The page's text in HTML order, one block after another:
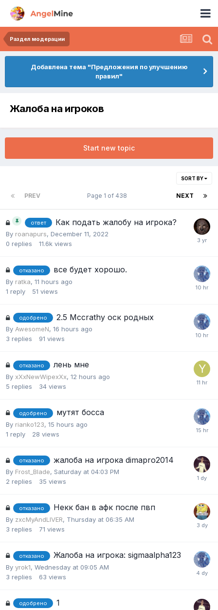
Раздел модерации
Добавлена тема "Предложения по улучшению
правил"
Жалоба на игроков
Start new topic
SORT BY
PREV NEXT
Page 1 of 438
ответ Как подать жалобу на игрока?
By roanapurs, December 11, 2022
0 replies 11.6k views
отказано все будет хорошо.
By ratka, 11 hours ago
1 reply 51 views
одобрено 2.5 Mccrathy оск родных
By AwesomeN, 16 hours ago
3 replies 91 views
отказано лень мне
By xXxNewWipexXx, 12 hours ago
5 replies 34 views
одобрено мутят босса
By rianko123, 15 hours ago
1 reply 28 views
отказано жалоба на игрока dimapro2014
By Frost_Blade, Saturday at 04:03 PM
2 replies 35 views
отказано Некк бан в афк после пвп
By zxcMyAndLIVER, Thursday at 06:35 AM
3 replies 71 views
отказано Жалоба на игрока: sigmaalpha123
By yrok1, Wednesday at 09:05 AM
3 replies 63 views
одобрено 1